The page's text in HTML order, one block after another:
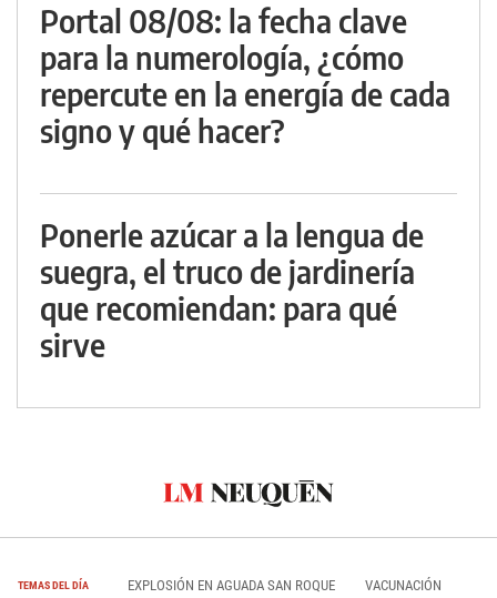
Portal 08/08: la fecha clave
para la numerología, ¿cómo
repercute en la energía de cada
signo y qué hacer?
Ponerle azúcar a la lengua de
suegra, el truco de jardinería
que recomiendan: para qué
sirve
TEMAS DEL DÍA EXPLOSIÓN EN AGUADA SAN ROQUE VACUNACIÓN